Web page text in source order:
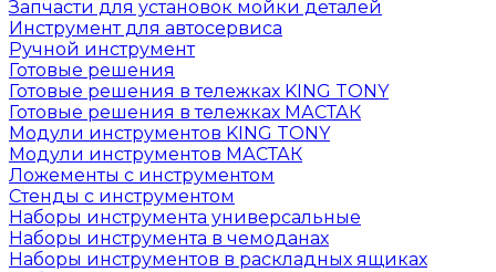
Запчасти для установок мойки деталей
Инструмент для автосервиса
Ручной инструмент
Готовые решения
Готовые решения в тележках KING TONY
Готовые решения в тележках МАСТАК
Модули инструментов KING TONY
Модули инструментов МАСТАК
Ложементы с инструментом
Стенды с инструментом
Наборы инструмента универсальные
Наборы инструмента в чемоданах
Наборы инструментов в раскладных ящиках